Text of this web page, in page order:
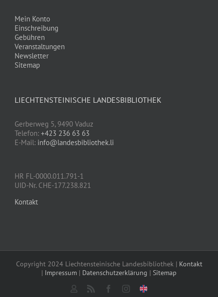
Mein Konto
Einschreibung
Gebühren
Veranstaltungen
Newsletter
Sitemap
LIECHTENSTEINISCHE LANDESBIBLIOTHEK
Gerberweg 5, 9490 Vaduz
Telefon: +423 236 63 63
E-Mail: info@landesbibliothek.li
HR FL-0000.011.791-1
UID-Nr. CHE-177.238.821
Kontakt
Copyright 2024 Liechtensteinische Landesbibliothek | Kontakt
| Impressum | Datenschutzerklärung | Sitemap
Mein
FacebookInstagram
Click